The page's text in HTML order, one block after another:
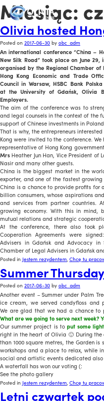
Miesiąc:
Olivia hosted
Posted on 2017-06-30 by obc_adm
An international conference “China –
New Silk Road” took place on June
organised by the Regional Chamber of
Hong Kong Economic and Trade
Council in Warsaw, HSBC Bank
at the University of Gdańsk, Olivia
Employers.
The aim of the conference was to
and legal counsels in the context of the
support of Chinese investments in
That is why, the entrepreneurs
Kong were invited to the conference.
representative of Hong Kong
Mrs Heather Jun Han, Vice President of
Nasir and many other guests.
China is the biggest market in the
exporter, and one of the fastest growing
China is a chance to provide profits
billion consumers, whose aspirations
and services from partner
growing economy. With this in mind,
mutual relations and strategic
At the conference, there also took
Cooperation Agreements were
Advisers in Gdańsk and Advocacy in
Chamber of Legal Advisers in Gdańsk
Posted in Jestem rezydentem, Chcę tu
Summer
Posted on 2017-06-30 by obc_adm
Another event – Summer under Palm
ice cream, we served candyfloss
We are glad that we had a chance to
What are we going toserve next week?
Our summer project is to put some
right in the heart of Olivia 🙂 During
than 1000 square metres, the Garden
workshops and a place to relax, while
social and artistic events dedicated also
A waterfall has won our voting (:
See the photo gallery
Posted in Jestem rezydentem, Chcę tu
Letni czwartek